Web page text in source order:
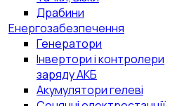
Драбини
Енергозабезпечення
Генератори
Інвертори і контролери
заряду АКБ
Акумулятори гелеві